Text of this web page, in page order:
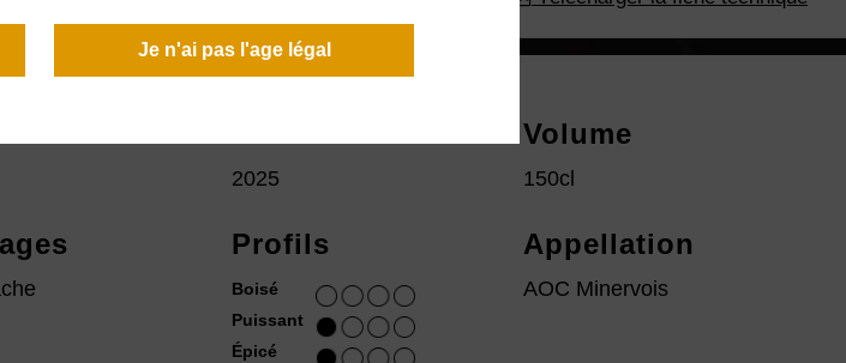
Je n'ai pas l'age légal
2025
Volume
150cl
Profils
Boisé
Puissant
Épicé
Appellation
AOC Minervois